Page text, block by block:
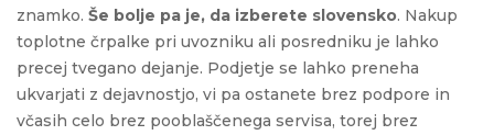
znamko. Še bolje pa je, da izberete slovensko. Nakup
toplotne črpalke pri uvozniku ali posredniku je lahko
precej tvegano dejanje. Podjetje se lahko preneha
ukvarjati z dejavnostjo, vi pa ostanete brez podpore in
včasih celo brez pooblaščenega servisa, torej brez